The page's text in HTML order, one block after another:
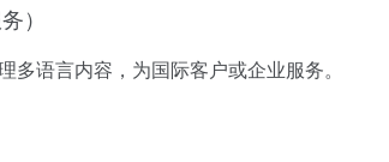
）
多语言内容，为国际客户或企业服务。